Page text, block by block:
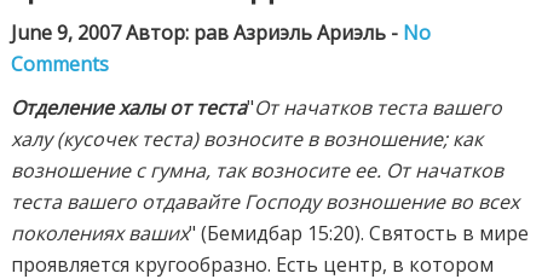
June 9, 2007 Автор: рав Азриэль Ариэль - No
Comments
Отделение халы от теста"От начатков теста вашего
халу (кусочек теста) возносите в возношение; как
возношение с гумна, так возносите ее. От начатков
теста вашего отдавайте Господу возношение во всех
поколениях ваших" (Бемидбар 15:20). Святость в мире
проявляется кругообразно. Есть центр, в котором